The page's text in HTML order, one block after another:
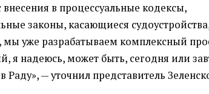
в процессуальные кодексы,
законы, касающиеся
мы уже разрабатываем комплексный
я надеюсь, может быть, сегодня или
Раду», — уточнил представитель